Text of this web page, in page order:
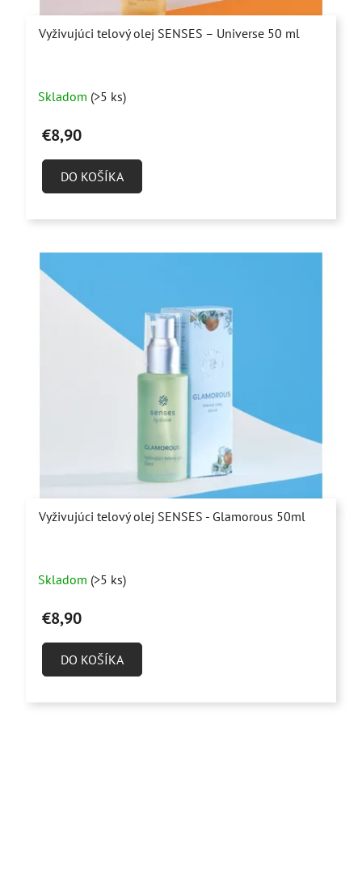
Vyživujúci telový olej SENSES – Universe 50 ml
hodnotenie
produktu
z
Skladom (>5 ks)
€8,90
DO KOŠÍKA
Vyživujúci telový olej SENSES - Glamorous 50ml
hodnotenie
produktu
z
Skladom (>5 ks)
€8,90
DO KOŠÍKA